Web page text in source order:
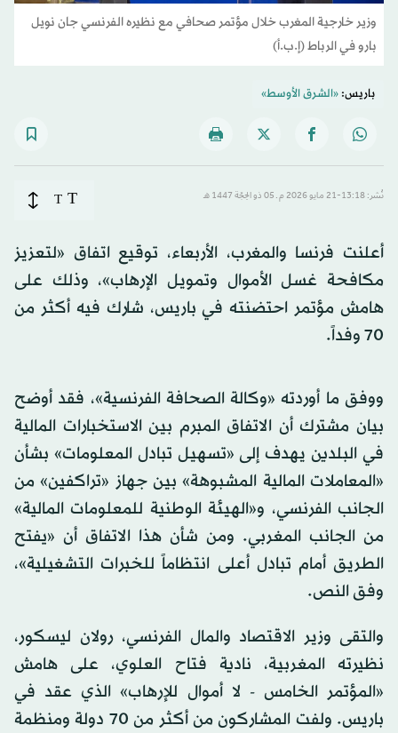
وزير خارجية المغرب خلال مؤتمر صحافي مع نظيره الفرنسي جان نويل
بارو في الرباط (إ.ب.أ)
باريس:«الشرق الأوسط»
نُشر: 13:18-21 مايو 2026 م ـ 05 ذو الحِجّة 1447 هـ T
T
أعلنت فرنسا والمغرب، الأربعاء، توقيع اتفاق «لتعزيز
مكافحة غسل الأموال وتمويل الإرهاب»، وذلك على
هامش مؤتمر احتضنته في باريس، شارك فيه أكثر من
70 وفداً.
ووفق ما أوردته «وكالة الصحافة الفرنسية»، فقد أوضح
بيان مشترك أن الاتفاق المبرم بين الاستخبارات المالية
في البلدين يهدف إلى «تسهيل تبادل المعلومات» بشأن
«المعاملات المالية المشبوهة» بين جهاز «تراكفين» من
الجانب الفرنسي، و«الهيئة الوطنية للمعلومات المالية»
من الجانب المغربي. ومن شأن هذا الاتفاق أن «يفتح
الطريق أمام تبادل أعلى انتظاماً للخبرات التشغيلية»،
وفق النص.
والتقى وزير الاقتصاد والمال الفرنسي، رولان ليسكور،
نظيرته المغربية، نادية فتاح العلوي، على هامش
«المؤتمر الخامس - لا أموال للإرهاب» الذي عقد في
باريس. ولفت المشاركون من أكثر من 70 دولة ومنظمة